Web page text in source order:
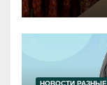
НОВОСТИ РАЗНЫЕ